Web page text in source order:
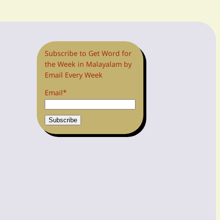
Subscribe to Get Word for
the Week in Malayalam by
Email Every Week
Email*